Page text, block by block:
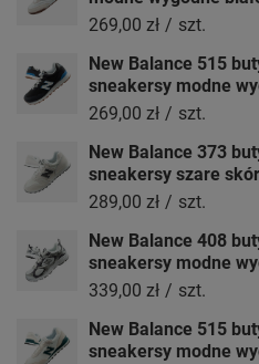
269,00 zł / szt.
New Balance 515
sneakersy modne
269,00 zł / szt.
New Balance 373
sneakersy szare
289,00 zł / szt.
New Balance 408
sneakersy modne
339,00 zł / szt.
New Balance 515
sneakersy modne